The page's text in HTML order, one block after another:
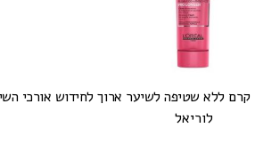
לוריאל